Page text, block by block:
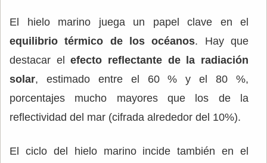
El hielo marino juega un papel clave en el
equilibrio térmico de los océanos. Hay que
destacar elefecto reflectante de la radiación
solar, estimado entre el 60 % y el 80 %,
porcentajes mucho mayores que los de la
reflectividad del mar (cifrada alrededor del 10%).
El ciclo del hielo marino incide también en el